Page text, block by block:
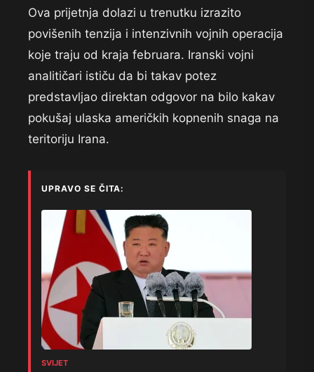
Ova prijetnja dolazi u trenutku izrazito
povišenih tenzija i intenzivnih vojnih operacija
koje traju od kraja februara. Iranski vojni
analitičari ističu da bi takav potez
predstavljao direktan odgovor na bilo kakav
pokušaj ulaska američkih kopnenih snaga na
teritoriju Irana.
UPRAVO SE ČITA:
SVIJET